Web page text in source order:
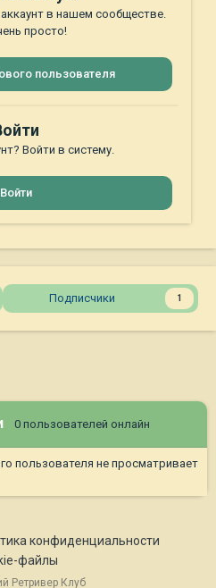
в нашем сообществе.
просто!
пользователя
Войти в систему.
Войти
Подписчики 1
0 пользователей онлайн
пользователя не просматривает
конфиденциальности
файлы
Ретривер Клуб